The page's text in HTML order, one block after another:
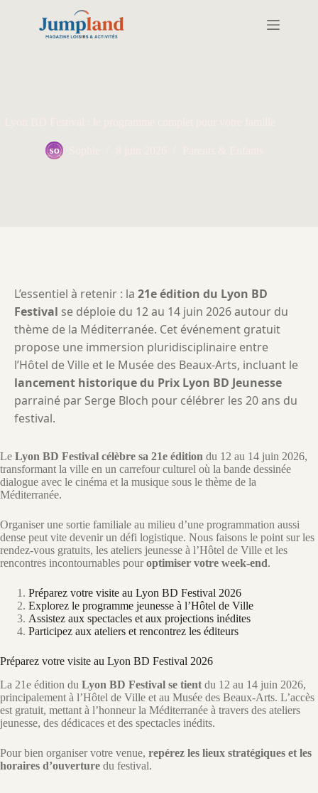
L’essentiel à retenir : la 21e édition du Lyon BD
Festival se déploie du 12 au 14 juin 2026 autour du
thème de la Méditerranée. Cet événement gratuit
propose une immersion pluridisciplinaire entre
l’Hôtel de Ville et le Musée des Beaux-Arts, incluant le
lancement historique du Prix Lyon BD Jeunesse
parrainé par Serge Bloch pour célébrer les 20 ans du
festival.
Le Lyon BD Festival célèbre sa 21e édition du 12 au 14 juin 2026,
transformant la ville en un carrefour culturel où la bande dessinée
dialogue avec le cinéma et la musique sous le thème de la
Méditerranée.
Organiser une sortie familiale au milieu d’une programmation aussi
dense peut vite devenir un défi logistique. Nous faisons le point sur les
rendez-vous gratuits, les ateliers jeunesse à l’Hôtel de Ville et les
rencontres incontournables pouroptimiser votre week-end.
Préparez votre visite au Lyon BD Festival 2026
Explorez le programme jeunesse à l’Hôtel de Ville
Assistez aux spectacles et aux projections inédites
Participez aux ateliers et rencontrez les éditeurs
Préparez votre visite au Lyon BD Festival 2026
La 21e édition du Lyon BD Festival se tient du 12 au 14 juin 2026,
principalement à l’Hôtel de Ville et au Musée des Beaux-Arts. L’accès
est gratuit, mettant à l’honneur la Méditerranée à travers des ateliers
jeunesse, des dédicaces et des spectacles inédits.
Pour bien organiser votre venue, repérez les lieux stratégiques et les
horaires d’ouverture du festival.